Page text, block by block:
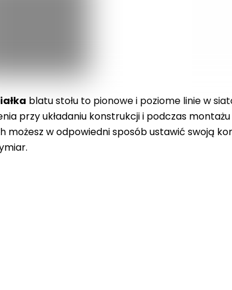
blatu stołu to pionowe i poziome linie w
przy układaniu konstrukcji i podczas montażu
możesz w odpowiedni sposób ustawić swoją